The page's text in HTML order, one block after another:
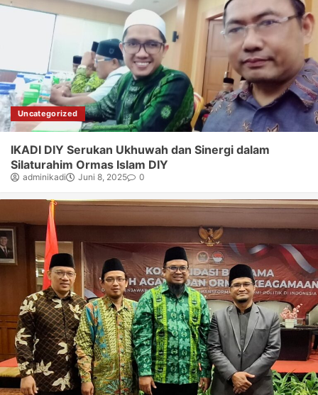
Uncategorized
IKADI DIY Serukan Ukhuwah dan Sinergi dalam
Silaturahim Ormas Islam DIY
adminikadi Juni 8, 2025 0